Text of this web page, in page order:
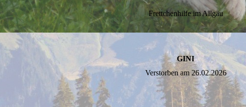
Frettchenhilfe im Allgäu
GINI
Verstorben am 26.02.2026